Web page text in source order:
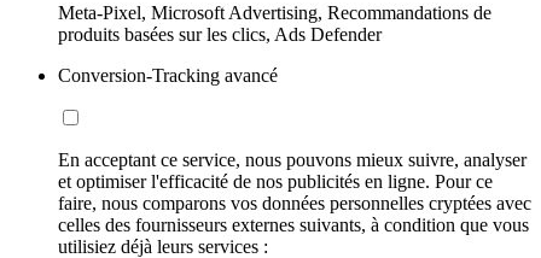
Meta-Pixel, Microsoft Advertising, Recommandations de
produits basées sur les clics, Ads Defender
Conversion-Tracking avancé
En acceptant ce service, nous pouvons mieux suivre, analyser
et optimiser l'efficacité de nos publicités en ligne. Pour ce
faire, nous comparons vos données personnelles cryptées avec
celles des fournisseurs externes suivants, à condition que vous
utilisiez déjà leurs services :